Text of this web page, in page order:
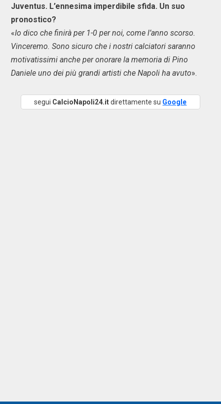
Juventus. L’ennesima imperdibile sfida. Un suo
pronostico?
«Io dico che finirà per 1-0 per noi, come l’anno scorso.
Vinceremo. Sono sicuro che i nostri calciatori saranno
motivatissimi anche per onorare la memoria di Pino
Daniele uno dei più grandi artisti che Napoli ha avuto».
segui CalcioNapoli24.itdirettamente su Google